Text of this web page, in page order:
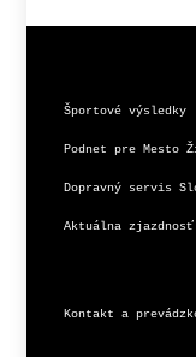
Športové výsledky
Podnet pre Mesto
Dopravný servis
Aktuálna
Kontakt a